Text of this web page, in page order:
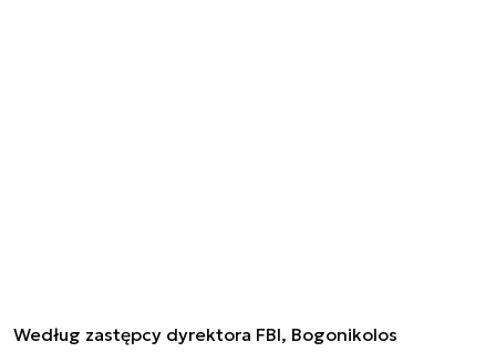
Według zastępcy dyrektora FBI, Bogonikolos